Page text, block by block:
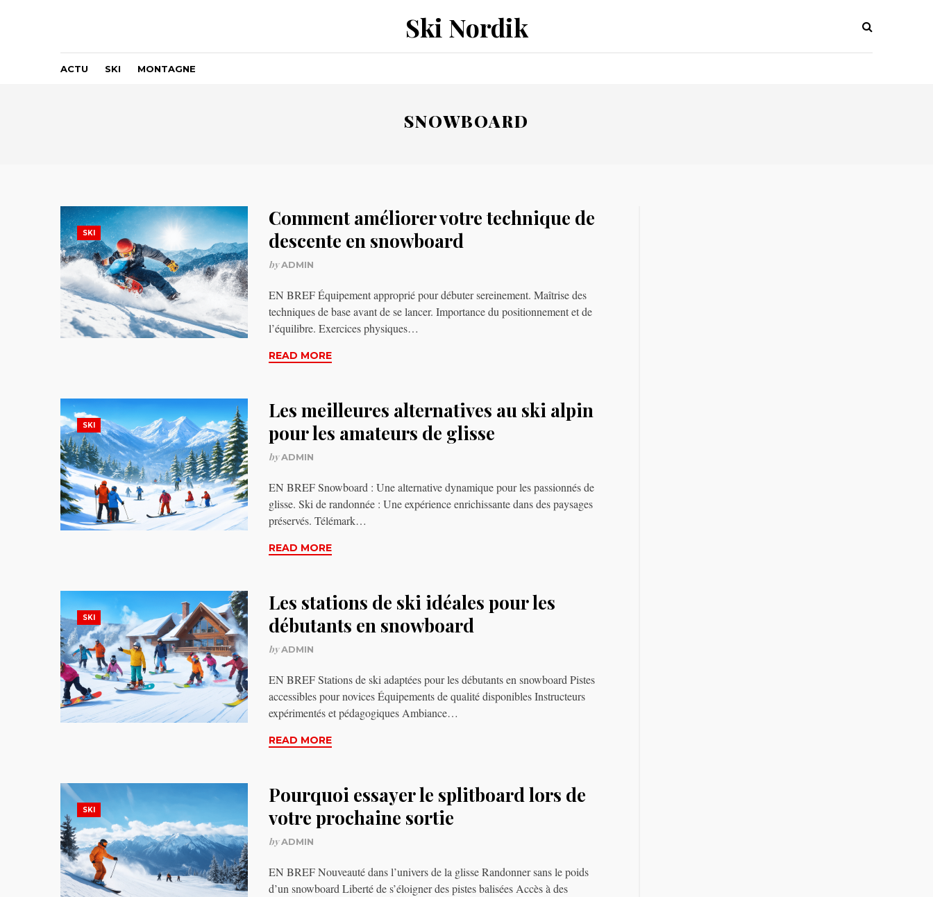
Ski Nordik
ACTU SKI MONTAGNE
SNOWBOARD
SKI
Comment améliorer votre technique de
descente en snowboard
byADMIN
EN BREF Équipement approprié pour débuter sereinement. Maîtrise des
techniques de base avant de se lancer. Importance du positionnement et de
l’équilibre. Exercices physiques…
READ MORE
SKI
Les meilleures alternatives au ski alpin
pour les amateurs de glisse
byADMIN
EN BREF Snowboard : Une alternative dynamique pour les passionnés de
glisse. Ski de randonnée : Une expérience enrichissante dans des paysages
préservés. Télémark…
READ MORE
SKI
Les stations de ski idéales pour les
débutants en snowboard
byADMIN
EN BREF Stations de ski adaptées pour les débutants en snowboard Pistes
accessibles pour novices Équipements de qualité disponibles Instructeurs
expérimentés et pédagogiques Ambiance…
READ MORE
SKI
Pourquoi essayer le splitboard lors de
votre prochaine sortie
byADMIN
EN BREF Nouveauté dans l’univers de la glisse Randonner sans le poids
d’un snowboard Liberté de s’éloigner des pistes balisées Accès à des